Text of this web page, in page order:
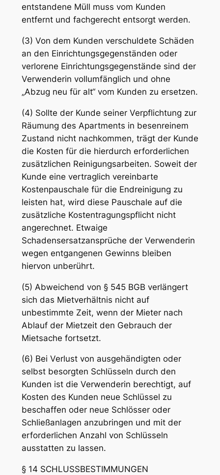
entstandene Müll muss vom Kunden
entfernt und fachgerecht entsorgt werden.
(3) Von dem Kunden verschuldete Schäden
an den Einrichtungsgegenständen oder
verlorene Einrichtungsgegenstände sind der
Verwenderin vollumfänglich und ohne
„Abzug neu für alt“ vom Kunden zu ersetzen.
(4) Sollte der Kunde seiner Verpflichtung zur
Räumung des Apartments in besenreinem
Zustand nicht nachkommen, trägt der Kunde
die Kosten für die hierdurch erforderlichen
zusätzlichen Reinigungsarbeiten. Soweit der
Kunde eine vertraglich vereinbarte
Kostenpauschale für die Endreinigung zu
leisten hat, wird diese Pauschale auf die
zusätzliche Kostentragungspflicht nicht
angerechnet. Etwaige
Schadensersatzansprüche der Verwenderin
wegen entgangenen Gewinns bleiben
hiervon unberührt.
(5) Abweichend von § 545 BGB verlängert
sich das Mietverhältnis nicht auf
unbestimmte Zeit, wenn der Mieter nach
Ablauf der Mietzeit den Gebrauch der
Mietsache fortsetzt.
(6) Bei Verlust von ausgehändigten oder
selbst besorgten Schlüsseln durch den
Kunden ist die Verwenderin berechtigt, auf
Kosten des Kunden neue Schlüssel zu
beschaffen oder neue Schlösser oder
Schließanlagen anzubringen und mit der
erforderlichen Anzahl von Schlüsseln
ausstatten zu lassen.
§ 14 SCHLUSSBESTIMMUNGEN